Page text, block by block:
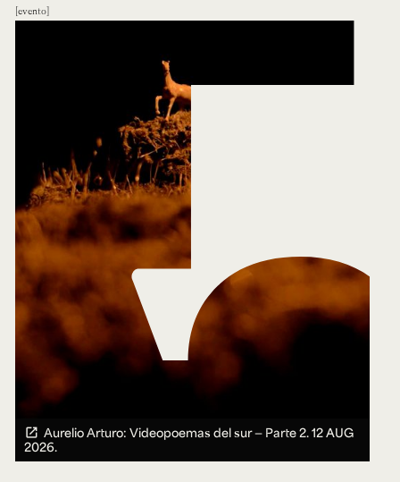
evento
Aurelio Arturo: Videopoemas del sur — Parte 2.12 AUG
2026.